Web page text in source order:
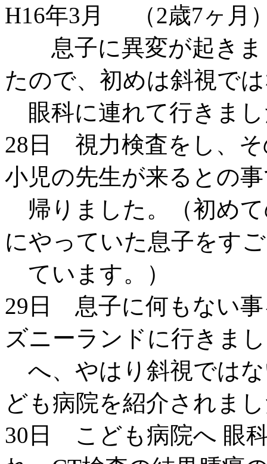
H16年3月 （2歳7ヶ月
息子に異変が起きま
たので、初めは斜視で
眼科に連れて行きま
28日 視力検査をし、
小児の先生が来るとの
帰りました。（初め
にやっていた息子をす
ています。）
29日 息子に何もない事
ズニーランドに行きま
へ、やはり斜視では
ども病院を紹介されま
30日 こども病院へ 眼